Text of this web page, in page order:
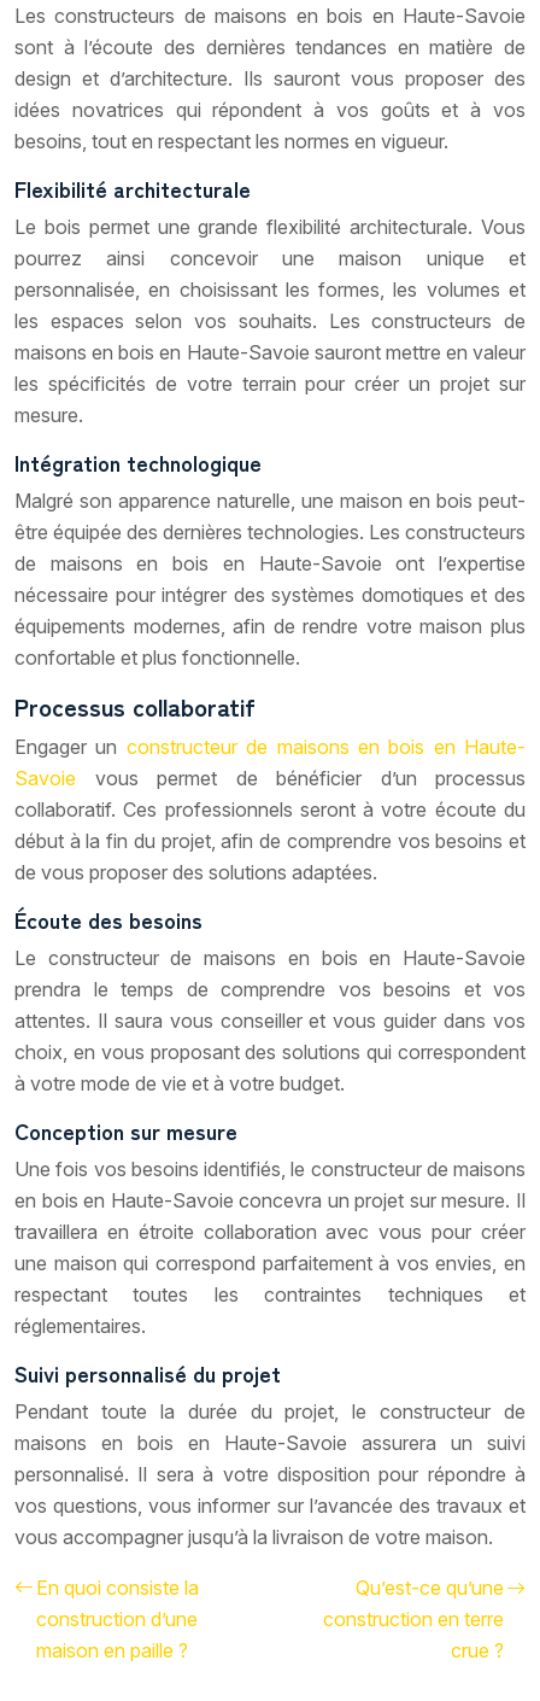
Les constructeurs de maisons en bois en Haute-Savoie
sont à l’écoute des dernières tendances en matière de
design et d’architecture. Ils sauront vous proposer des
idées novatrices qui répondent à vos goûts et à vos
besoins, tout en respectant les normes en vigueur.
Flexibilité architecturale
Le bois permet une grande flexibilité architecturale. Vous
pourrez ainsi concevoir une maison unique et
personnalisée, en choisissant les formes, les volumes et
les espaces selon vos souhaits. Les constructeurs de
maisons en bois en Haute-Savoie sauront mettre en valeur
les spécificités de votre terrain pour créer un projet sur
mesure.
Intégration technologique
Malgré son apparence naturelle, une maison en bois peut-
être équipée des dernières technologies. Les constructeurs
de maisons en bois en Haute-Savoie ont l’expertise
nécessaire pour intégrer des systèmes domotiques et des
équipements modernes, afin de rendre votre maison plus
confortable et plus fonctionnelle.
Processus collaboratif
Engager un constructeur de maisons en bois en Haute-
Savoie vous permet de bénéficier d’un processus
collaboratif. Ces professionnels seront à votre écoute du
début à la fin du projet, afin de comprendre vos besoins et
de vous proposer des solutions adaptées.
Écoute des besoins
Le constructeur de maisons en bois en Haute-Savoie
prendra le temps de comprendre vos besoins et vos
attentes. Il saura vous conseiller et vous guider dans vos
choix, en vous proposant des solutions qui correspondent
à votre mode de vie et à votre budget.
Conception sur mesure
Une fois vos besoins identifiés, le constructeur de maisons
en bois en Haute-Savoie concevra un projet sur mesure. Il
travaillera en étroite collaboration avec vous pour créer
une maison qui correspond parfaitement à vos envies, en
respectant toutes les contraintes techniques et
réglementaires.
Suivi personnalisé du projet
Pendant toute la durée du projet, le constructeur de
maisons en bois en Haute-Savoie assurera un suivi
personnalisé. Il sera à votre disposition pour répondre à
vos questions, vous informer sur l’avancée des travaux et
vous accompagner jusqu’à la livraison de votre maison.
En quoi consiste la
construction d’une
maison en paille ?
Qu’est-ce qu’une
construction en terre
crue ?